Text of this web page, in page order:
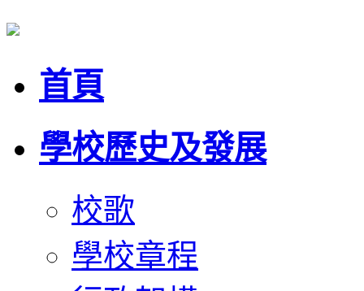
首頁
學校歷史及發展
校歌
學校章程